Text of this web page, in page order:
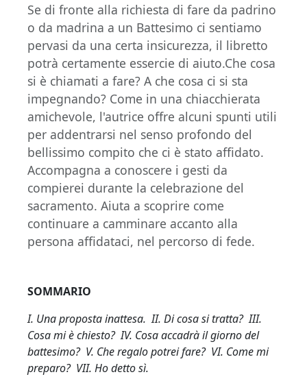
Se di fronte alla richiesta di fare da padrino
o da madrina a un Battesimo ci sentiamo
pervasi da una certa insicurezza, il libretto
potrà certamente essercie di aiuto.Che cosa
si è chiamati a fare? A che cosa ci si sta
impegnando? Come in una chiacchierata
amichevole, l'autrice offre alcuni spunti utili
per addentrarsi nel senso profondo del
bellissimo compito che ci è stato affidato.
Accompagna a conoscere i gesti da
compierei durante la celebrazione del
sacramento. Aiuta a scoprire come
continuare a camminare accanto alla
persona affidataci, nel percorso di fede.
SOMMARIO
I. Una proposta inattesa. II. Di cosa si tratta? III.
Cosa mi è chiesto? IV. Cosa accadrà il giorno del
battesimo? V. Che regalo potrei fare? VI. Come mi
preparo? VII. Ho detto sì.